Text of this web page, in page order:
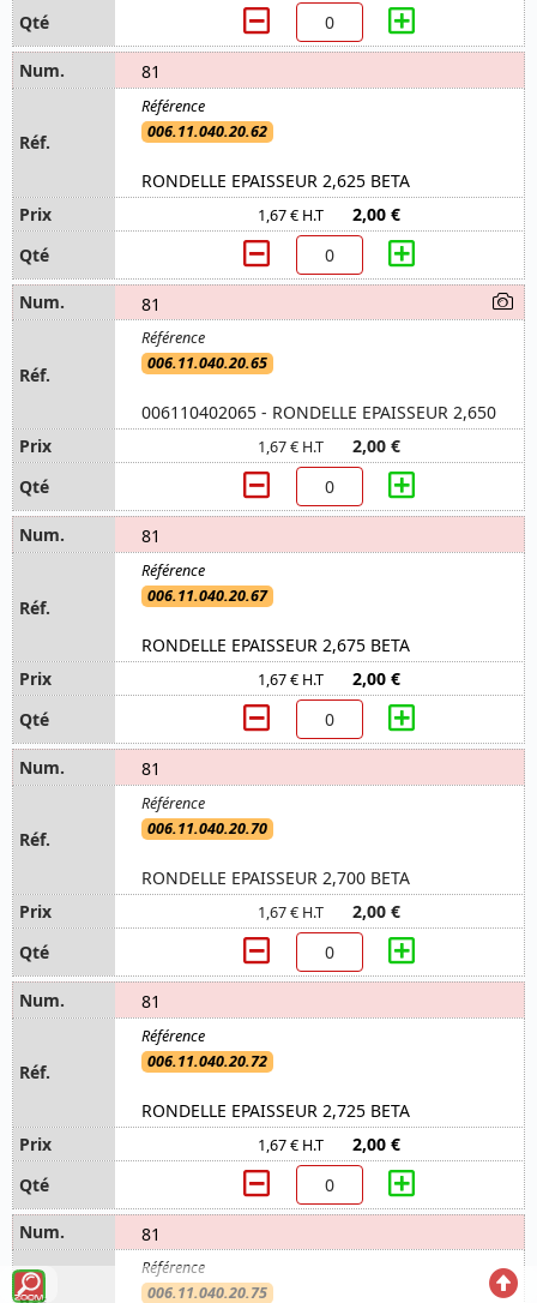
81
006.11.040.20.62
RONDELLE EPAISSEUR 2,625 BETA
1,67 € H.T 2,00 €
81
006.11.040.20.65
006110402065 - RONDELLE EPAISSEUR 2,650
1,67 € H.T 2,00 €
81
006.11.040.20.67
RONDELLE EPAISSEUR 2,675 BETA
1,67 € H.T 2,00 €
81
006.11.040.20.70
RONDELLE EPAISSEUR 2,700 BETA
1,67 € H.T 2,00 €
81
006.11.040.20.72
RONDELLE EPAISSEUR 2,725 BETA
1,67 € H.T 2,00 €
81
006.11.040.20.75
Voir